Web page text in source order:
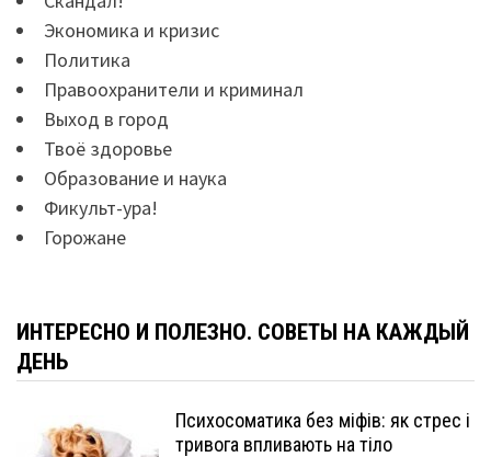
Экономика и кризис
Политика
Правоохранители и криминал
Выход в город
Твоё здоровье
Образование и наука
Фикульт-ура!
Горожане
ИНТЕРЕСНО И ПОЛЕЗНО. СОВЕТЫ НА КАЖДЫЙ
ДЕНЬ
Психосоматика без міфів: як стрес і
тривога впливають на тіло